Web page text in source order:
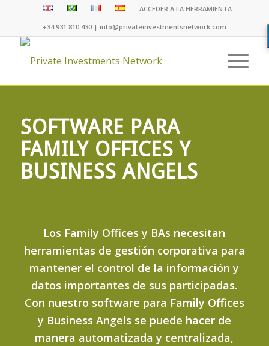
ACCEDER A LA HERRAMIENTA
+34 931 810 430 | info@privateinvestmentsnetwork.com
SOFTWARE PARA
FAMILY OFFICES Y
BUSINESS ANGELS
Los Family Offices y BAs necesitan
herramientas de gestión corporativa para
mantener el control de la información y
datos importantes de sus participadas.
Con nuestro software para Family Offices
y Business Angels se puede hacer de
manera automatizada y centralizada,